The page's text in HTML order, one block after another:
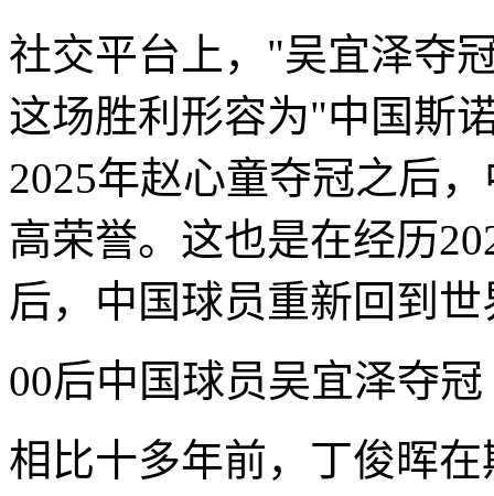
社交平台上，"吴宜泽夺
这场胜利形容为"中国斯
2025年赵心童夺冠之后
高荣誉。这也是在经历
后，中国球员重新回到
00后中国球员吴宜泽夺冠
相比十多年前，丁俊晖